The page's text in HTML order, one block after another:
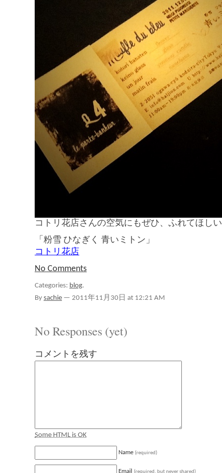
コトリ花店さんの空気にもぜひ、ふれてほし
「粉雪 ひなぎく 青いミトン」
コトリ花店
No Comments
Categories: blog.
Bysachie — 2011年11月30日 at 12:21 AM
No Responses (yet)
コメントを残す
Some HTML is OK
Name (required)
Email (required, but never shared)